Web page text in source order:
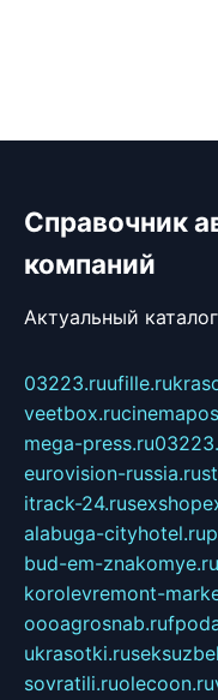
Справочник
компаний
Актуальный
03223.ruufille.ru
veetbox.ru
mega-press.ru
eurovision-russia.ru
itrack-24.ru
alabuga-cityhotel.ru
bud-em-znakomye.ru
korolevremont-
oooagrosnab.ru
ukrasotki.ru
sovratili.ruolecoon.ru